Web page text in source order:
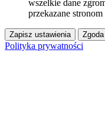
wszelkie dane
przekazane
Zapisz ustawienia Zgoda
Polityka prywatności